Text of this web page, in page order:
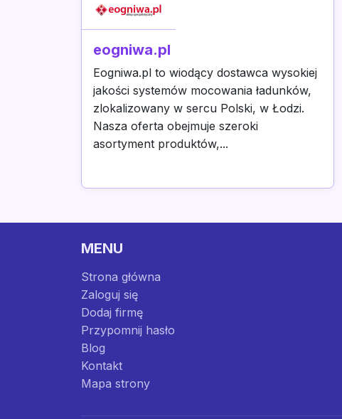
eogniwa.pl
Eogniwa.pl to wiodący dostawca wysokiej
jakości systemów mocowania ładunków,
zlokalizowany w sercu Polski, w Łodzi.
Nasza oferta obejmuje szeroki
asortyment produktów,...
MENU
Strona główna
Zaloguj się
Dodaj firmę
Przypomnij hasło
Blog
Kontakt
Mapa strony